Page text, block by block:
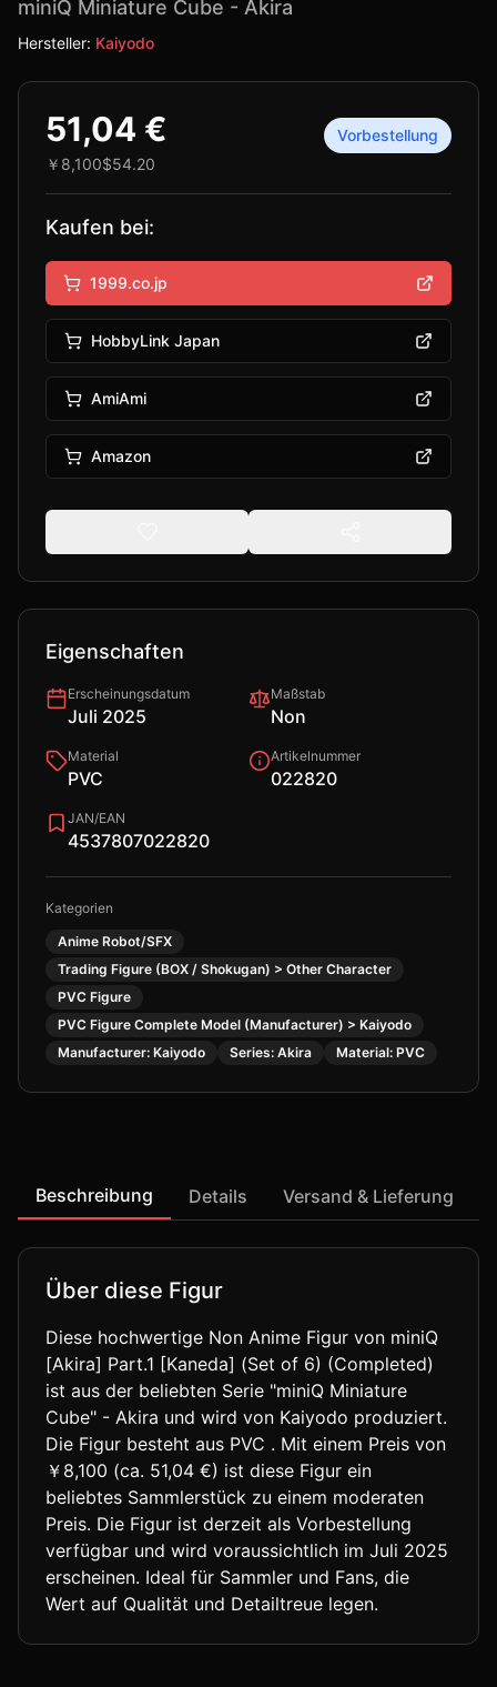
miniQ Miniature Cube - Akira
Hersteller: Kaiyodo
51,04 €
￥8,100$54.20
Vorbestellung
Kaufen bei:
1999.co.jp
HobbyLink Japan
AmiAmi
Amazon
Eigenschaften
Erscheinungsdatum
Juli 2025
Maßstab
Non
Material
PVC
Artikelnummer
022820
JAN/EAN
4537807022820
Kategorien
Anime Robot/SFX
Trading Figure (BOX / Shokugan) > Other Character
PVC Figure
PVC Figure Complete Model (Manufacturer) > Kaiyodo
Manufacturer: Kaiyodo
Series: Akira Material: PVC
Beschreibung Details Versand & Lieferung
Über diese Figur
Diese hochwertige Non Anime Figur von miniQ
[Akira] Part.1 [Kaneda] (Set of 6) (Completed)
ist aus der beliebten Serie "miniQ Miniature
Cube" - Akira und wird von Kaiyodo produziert.
Die Figur besteht aus PVC . Mit einem Preis von
￥8,100 (ca. 51,04 €) ist diese Figur ein
beliebtes Sammlerstück zu einem moderaten
Preis. Die Figur ist derzeit als Vorbestellung
verfügbar und wird voraussichtlich im Juli 2025
erscheinen. Ideal für Sammler und Fans, die
Wert auf Qualität und Detailtreue legen.